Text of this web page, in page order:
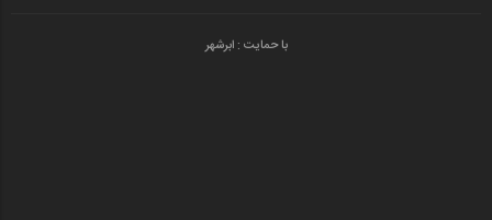
با حمایت :ابرشهر